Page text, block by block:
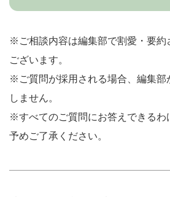
※ご相談内容は編集部で割愛・要約
ございます。
※ご質問が採用される場合、編集部
しません。
※すべてのご質問にお答えできるわ
予めご了承ください。